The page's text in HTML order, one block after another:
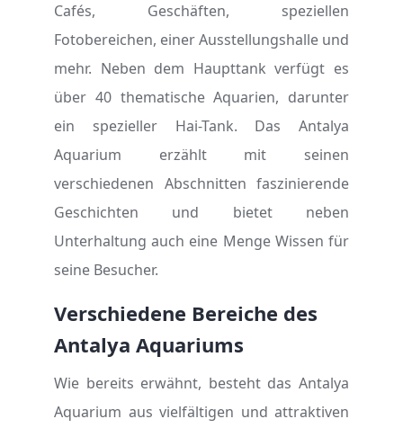
Cafés, Geschäften, speziellen
Fotobereichen, einer Ausstellungshalle und
mehr. Neben dem Haupttank verfügt es
über 40 thematische Aquarien, darunter
ein spezieller Hai-Tank. Das Antalya
Aquarium erzählt mit seinen
verschiedenen Abschnitten faszinierende
Geschichten und bietet neben
Unterhaltung auch eine Menge Wissen für
seine Besucher.
Verschiedene Bereiche des
Antalya Aquariums
Wie bereits erwähnt, besteht das Antalya
Aquarium aus vielfältigen und attraktiven